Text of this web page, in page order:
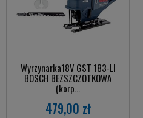
Wyrzynarka18V GST 183-LI
BOSCH BEZSZCZOTKOWA
(korp...
479,00 zł